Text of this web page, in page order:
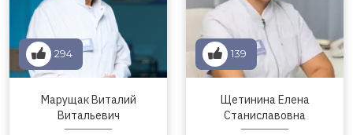
294
Марущак Виталий
Витальевич
139
Щетинина Елена
Станиславовна